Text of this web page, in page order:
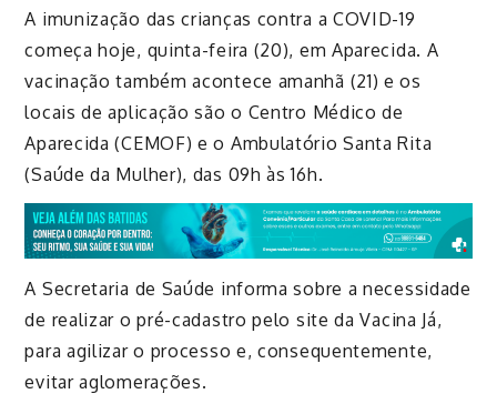
A imunização das crianças contra a COVID-19
começa hoje, quinta-feira (20), em Aparecida. A
vacinação também acontece amanhã (21) e os
locais de aplicação são o Centro Médico de
Aparecida (CEMOF) e o Ambulatório Santa Rita
(Saúde da Mulher), das 09h às 16h.
A Secretaria de Saúde informa sobre a necessidade
de realizar opré-cadastro pelo site da Vacina Já,
para agilizaro processo e, consequentemente,
evitar aglomerações.